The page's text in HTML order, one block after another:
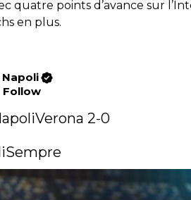
quatre points d’avance sur
en plus.
Napoli
Follow
2-0